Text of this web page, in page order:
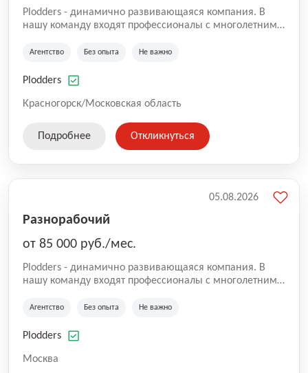
Plodders - динамично развивающаяся компания. В
нашу команду входят профессионалы с многолетним
на рынке аутсорсинга, а накопленный опыт позволяют
оказываемых услуг.
Агентство Без опыта Не важно
Plodders
Красногорск/Московская область
Подробнее Откликнуться
Разнорабочий
от 85 000 руб./мес.
Plodders - динамично развивающаяся компания. В
нашу команду входят профессионалы с многолетним
на рынке аутсорсинга, а накопленный опыт позволяют
оказываемых услуг.
Агентство Без опыта Не важно
Plodders
Москва
05.08.2026